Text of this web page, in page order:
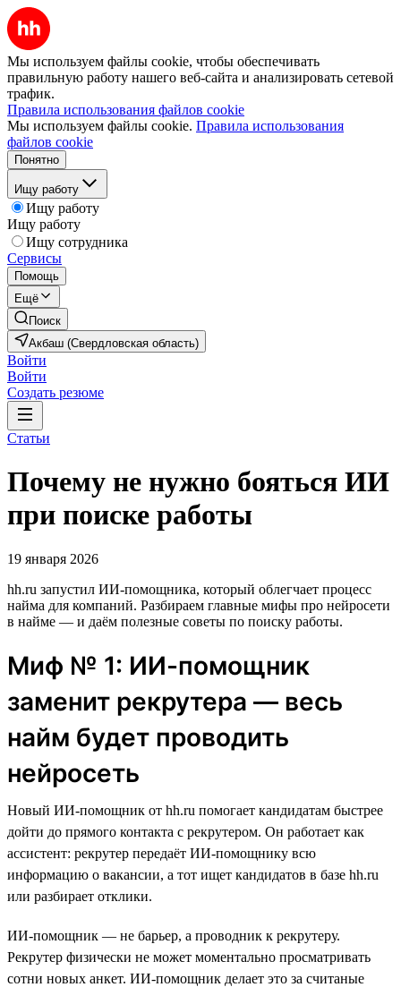
Мы используем файлы cookie, чтобы обеспечивать
правильную работу нашего веб-сайта и анализировать сетевой
трафик.
Правила использования файлов cookie
Мы используем файлы cookie. Правила использования
файлов cookie
Понятно
Ищу работу
Ищу работу
Ищу работу
Ищу сотрудника
Сервисы
Помощь
Ещё
Поиск
Акбаш (Свердловская область)
Войти
Войти
Создать резюме
Статьи
Почему не нужно бояться ИИ
при поиске работы
19 января 2026
hh.ru запустил ИИ-помощника, который облегчает процесс
найма для компаний. Разбираем главные мифы про нейросети
в найме — и даём полезные советы по поиску работы.
Миф № 1: ИИ-помощник
заменит рекрутера — весь
найм будет проводить
нейросеть
Новый ИИ-помощник от hh.ru помогает кандидатам быстрее
дойти до прямого контакта с рекрутером. Он работает как
ассистент: рекрутер передаёт ИИ-помощнику всю
информацию о вакансии, а тот ищет кандидатов в базе hh.ru
или разбирает отклики.
ИИ-помощник — не барьер, а проводник к рекрутеру.
Рекрутер физически не может моментально просматривать
сотни новых анкет. ИИ-помощник делает это за считаные